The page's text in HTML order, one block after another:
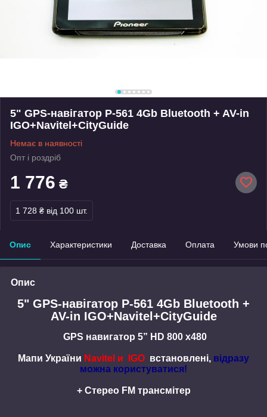
5" GPS-навігатор P-561 4Gb Bluetooth + AV-in
IGO+Navitel+CityGuide
Немає в наявності
Опт і роздріб
1 776 ₴
1 728 ₴ від 100 шт.
Опис Характеристики Доставка Оплата Умови
Опис
5" GPS-навігатор P-561 4Gb Bluetooth +
AV-in IGO+Navitel+CityGuide
GPS навигатор 5” HD 800 x480
Мапи України Navitel и IGO встановлені, відразу
можна користуватися!
+ Стерео FM трансмітер